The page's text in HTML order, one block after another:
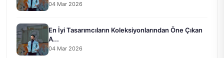
04 Mar 2026
En İyi Tasarımcıların Koleksiyonlarından Öne Çıkan
A...
04 Mar 2026